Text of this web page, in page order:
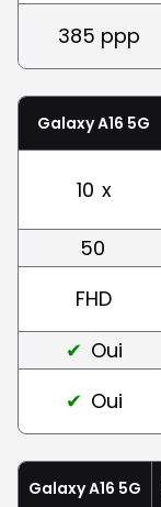
385 ppp
Galaxy A16 5G
10 x
50
FHD
Oui
Oui
Galaxy A16 5G